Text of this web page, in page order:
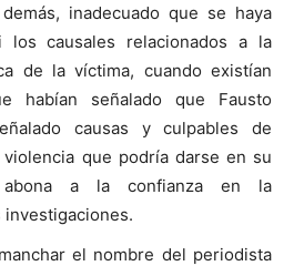
inadecuado que se haya
los causales relacionados a la
de la víctima, cuando existían
habían señalado que Fausto
causas y culpables de
que podría darse en su
a la confianza en la
investigaciones.
el nombre del periodista